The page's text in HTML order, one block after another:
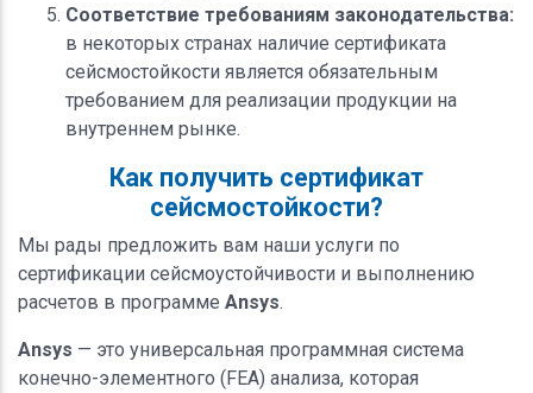
Соответствие требованиям законодательства:
в некоторых странах наличие сертификата
сейсмостойкости является обязательным
требованием для реализации продукции на
внутреннем рынке.
Как получить сертификат
сейсмостойкости?
Мы рады предложить вам наши услуги по
сертификации сейсмоустойчивости и выполнению
расчетов в программе Ansys.
Ansys — это универсальная программная система
конечно-элементного (FEA) анализа, которая